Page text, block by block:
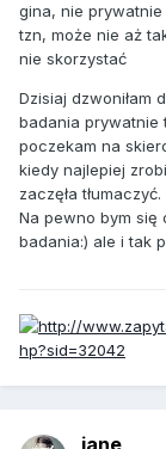
gina, nie
tzn, może nie aż
nie skorzystać
Dzisiaj dzwoniłam
badania prywatnie
poczekam na
kiedy najlepiej
zaczęła
Na pewno bym się
badania:) ale i tak